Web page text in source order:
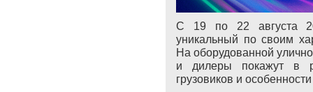
С 19 по 22 августа
уникальный по своим
На оборудованной
и дилеры покажут в
грузовиков и